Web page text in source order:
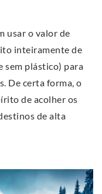
usar o valor de
inteiramente de
sem plástico) para
De certa forma, o
de acolher os
de alta